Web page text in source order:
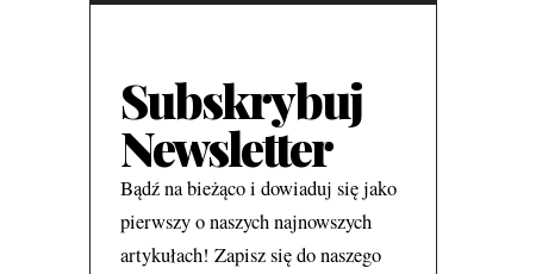
Subskrybuj
Newsletter
Bądź na bieżąco i dowiaduj się jako
pierwszy o naszych najnowszych
artykułach! Zapisz się do naszego